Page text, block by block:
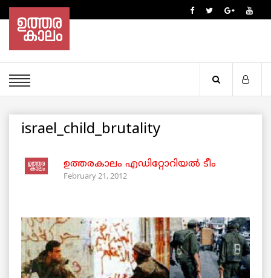
israel_child_brutality
ഉത്തരകാലം എഡിറ്റോറിയല്‍ ടീം
February 21, 2012